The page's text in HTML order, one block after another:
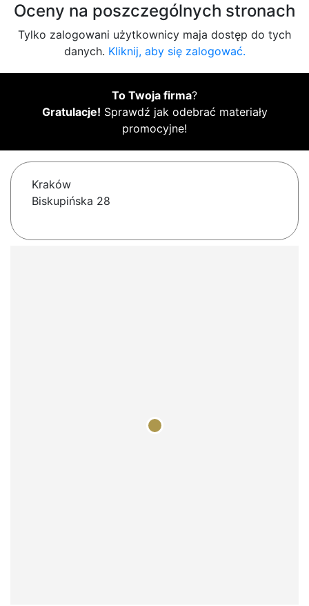
Oceny na poszczególnych stronach
Tylko zalogowani użytkownicy maja dostęp do tych
danych. Kliknij, aby się zalogować.
To Twoja firma?
Gratulacje! Sprawdź jak odebrać materiały
promocyjne!
Kraków
Biskupińska 28